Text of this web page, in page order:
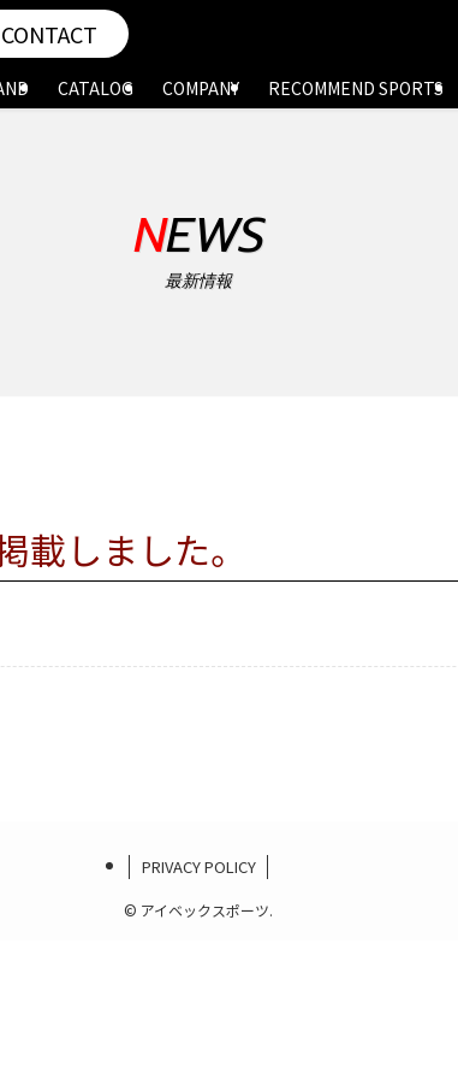
CONTACT
CATALOG COMPANY RECOMMEND SPORTS
NEWS
最新情報
載しました。
PRIVACY POLICY
© アイベックスポーツ.